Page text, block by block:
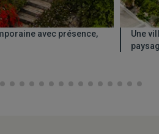
avec présence,
Une